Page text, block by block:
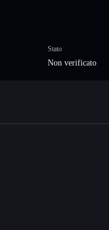
Stato
Non verificato